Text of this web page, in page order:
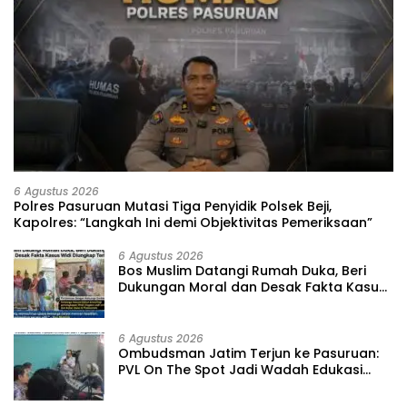
6 Agustus 2026
‎Polres Pasuruan Mutasi Tiga Penyidik Polsek Beji,
Kapolres: “Langkah Ini demi Objektivitas Pemeriksaan”
6 Agustus 2026
‎Bos Muslim Datangi Rumah Duka, Beri
Dukungan Moral dan Desak Fakta Kasus
6 Agustus 2026
‎Ombudsman Jatim Terjun ke Pasuruan:
PVL On The Spot Jadi Wadah Edukasi